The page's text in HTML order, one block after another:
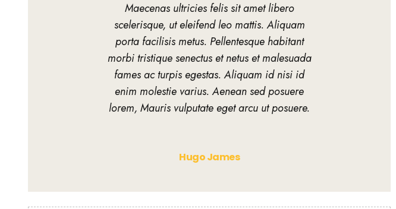
Maecenas ultricies felis sit amet libero
scelerisque, ut eleifend leo mattis. Aliquam
porta facilisis metus. Pellentesque habitant
morbi tristique senectus et netus et malesuada
fames ac turpis egestas. Aliquam id nisi id
enim molestie varius. Aenean sed posuere
lorem, Mauris vulputate eget arcu ut posuere.
Hugo James